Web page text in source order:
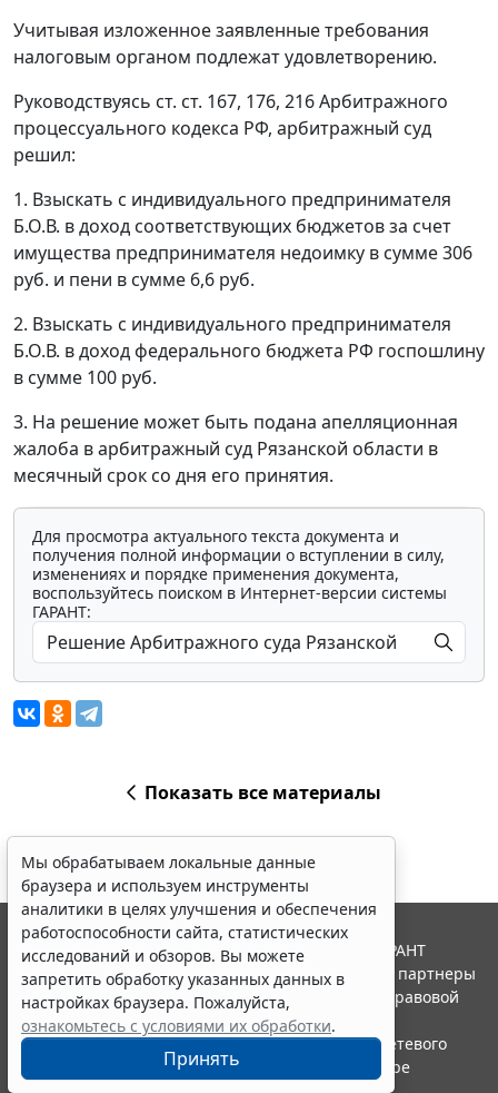
Учитывая изложенное заявленные требования
налоговым органом подлежат удовлетворению.
Руководствуясь ст. ст. 167, 176, 216Арбитражного
процессуального кодекса РФ, арбитражный суд
решил:
1. Взыскать с индивидуального предпринимателя
Б.О.В. в доход соответствующих бюджетов за счет
имущества предпринимателя недоимку в сумме 306
руб. и пени в сумме 6,6 руб.
2. Взыскать с индивидуального предпринимателя
Б.О.В. в доход федерального бюджета РФ госпошлину
в сумме 100 руб.
3. На решение может быть подана апелляционная
жалоба в арбитражный суд Рязанской области в
месячный срок со дня его принятия.
Для просмотра актуального текста документа и
получения полной информации о вступлении в силу,
изменениях и порядке применения документа,
воспользуйтесь поиском в Интернет-версии системы
ГАРАНТ:
Показать все материалы
Мы обрабатываем локальные данные
браузера и используем инструменты
аналитики в целях улучшения и обеспечения
работоспособности сайта, статистических
исследований и обзоров. Вы можете
запретить обработку указанных данных в
настройках браузера. Пожалуйста,
ознакомьтесь с условиями их обработки.
Принять
© ООО "НПП "ГАРАНТ-СЕРВИС", 2026. Система ГАРАНТ
выпускается с 1990 года. Компания "Гарант" и ее партнеры
являются участниками Российской ассоциации правовой
информации ГАРАНТ.
Портал ГАРАНТ.РУ зарегистрирован в качестве сетевого
издания Федеральной службой по надзору в сфере